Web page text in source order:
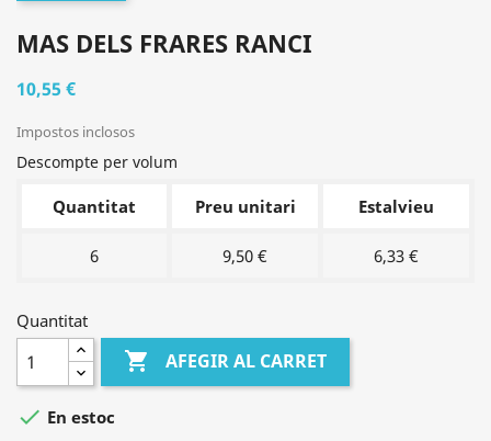
MAS DELS FRARES RANCI
10,55 €
Impostos inclosos
Descompte per volum
Quantitat Preu unitari Estalvieu
6 9,50 € 6,33 €
Quantitat
 AFEGIR AL CARRET
 En estoc